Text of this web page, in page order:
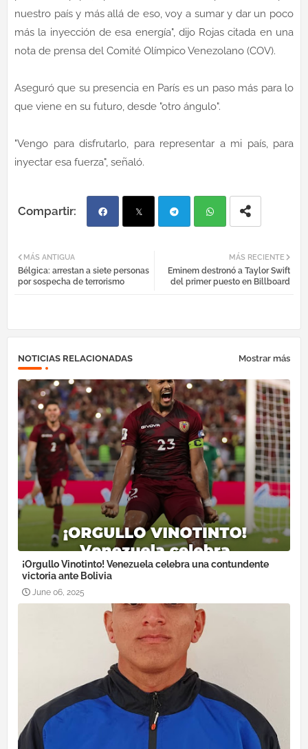
nuestro país y más allá de eso, voy a sumar y dar un poco
más la inyección de esa energía", dijo Rojas citada en una
nota de prensa del Comité Olímpico Venezolano (COV).
Aseguró que su presencia en París es un paso más para lo
que viene en su futuro, desde "otro ángulo".
"Vengo para disfrutarlo, para representar a mi país, para
inyectar esa fuerza", señaló.
ebo tter egr atsa
MÁS RECIENTE
Eminem destronó a Taylor Swift
del primer puesto en Billboard
MÁS ANTIGUA
Bélgica: arrestan a siete personas
por sospecha de terrorismo
NOTICIAS RELACIONADAS Mostrar más
¡Orgullo Vinotinto! Venezuela celebra una contundente
victoria ante Bolivia
June 06, 2025